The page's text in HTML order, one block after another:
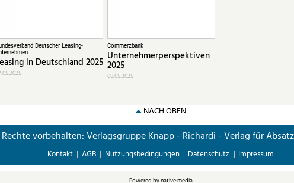
Deutscher Leasing-
in Deutschland 2025
Commerzbank
Unternehmerperspektiven
2025
08.05.2025
NACH OBEN
vorbehalten: Verlagsgruppe Knapp - Richardi - Verlag für
Kontakt AGB Nutzungsbedingungen Datenschutz Impressum
Powered bynative:media.